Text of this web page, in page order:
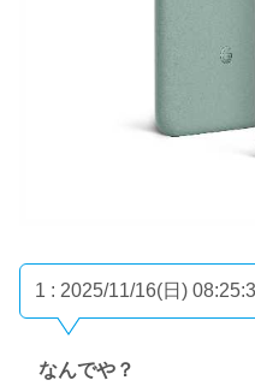
1 : 2025/11/16(日)
なんでや？